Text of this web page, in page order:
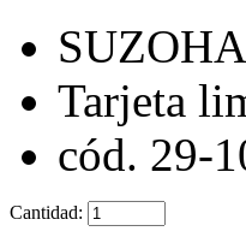
Tarjeta
cód. 29-
Cantidad: